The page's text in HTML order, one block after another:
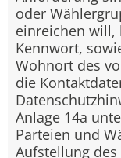
oder
einreichen will,
Kennwort,
Wohnort des
die
Anlage 14a
Parteien und
Aufstellung